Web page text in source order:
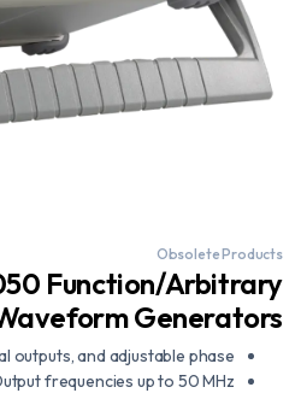
Obsolete Products
Function/Arbitrary
Generators
outputs, and adjustable phase
frequencies up to 50 MHz